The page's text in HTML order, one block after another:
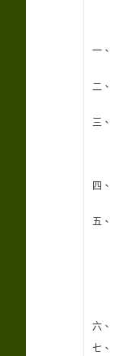
一、
二、
三、
四、
五、
六、
七、